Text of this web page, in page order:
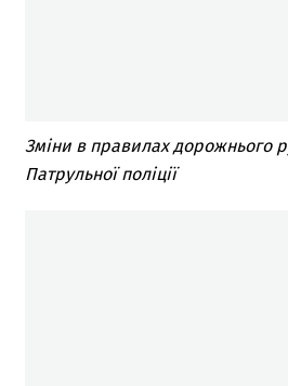
Зміни в правилах дорожнього
Патрульної поліції